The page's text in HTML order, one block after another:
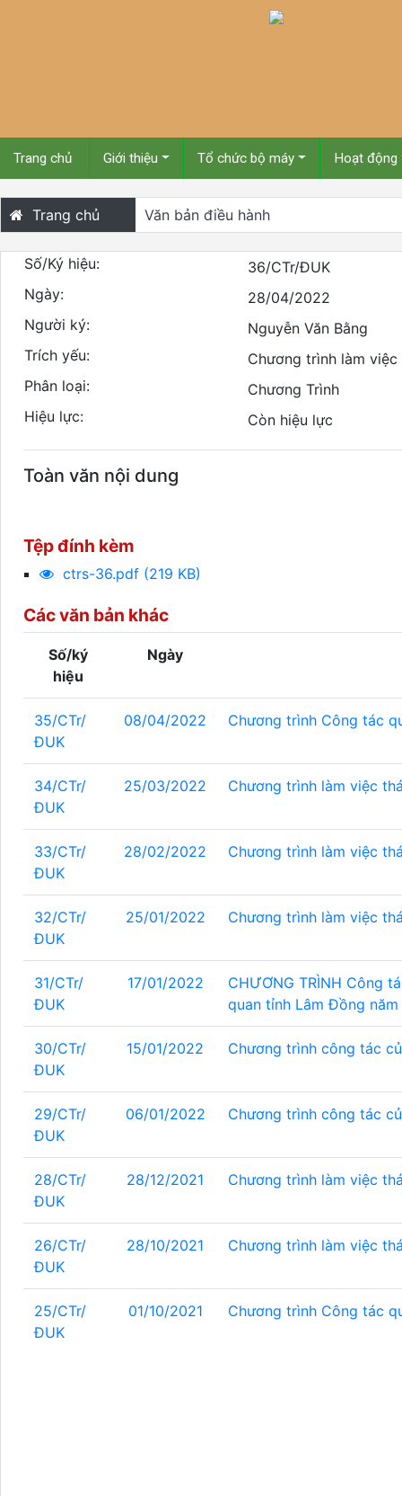
Trang chủ Giới thiệu Tổ chức bộ máy Hoạt động
Trang chủ Văn bản điều hành
Số/Ký hiệu:
36/CTr/ĐUK
Ngày:
28/04/2022
Người ký:
Nguyễn Văn Bằng
Trích yếu:
Chương trình làm
Phân loại:
Chương Trình
Hiệu lực:
Còn hiệu lực
Toàn văn nội dung
Tệp đính kèm
ctrs-36.pdf (219 KB)
Các văn bản khác
Số/ký
hiệu
Ngày
35/CTr/
ĐUK
08/04/2022 Chương trình Công tác
34/CTr/
ĐUK
25/03/2022 Chương trình làm việc
33/CTr/
ĐUK
28/02/2022 Chương trình làm việc
32/CTr/
ĐUK
25/01/2022 Chương trình làm việc
31/CTr/
ĐUK
17/01/2022
CHƯƠNG TRÌNH Công
quan tỉnh Lâm Đồng
30/CTr/
ĐUK
15/01/2022 Chương trình công tác
29/CTr/
ĐUK
06/01/2022 Chương trình công tác
28/CTr/
ĐUK
28/12/2021 Chương trình làm việc
26/CTr/
ĐUK
28/10/2021 Chương trình làm việc
25/CTr/
ĐUK
01/10/2021 Chương trình Công tác